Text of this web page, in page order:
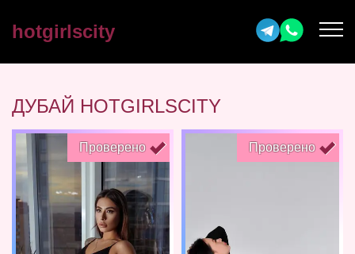
hotgirlscity
ДУБАЙ HOTGIRLSCITY
Проверено Проверено